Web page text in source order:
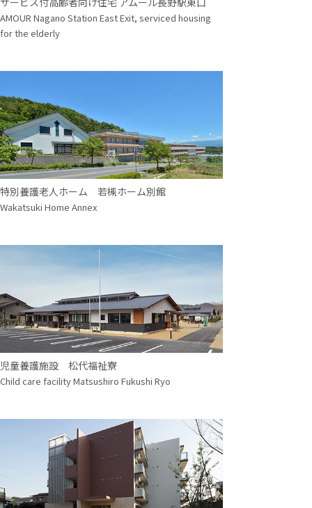
AMOUR Nagano Station East Exit, serviced housing
for the elderly
特別養護老人ホーム 若槻ホーム別館
Wakatsuki Home Annex
児童養護施設 松代福祉寮
Child care facility Matsushiro Fukushi Ryo